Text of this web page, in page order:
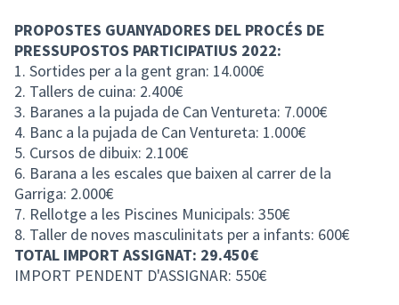
PROPOSTES GUANYADORES DEL PROCÉS DE
PRESSUPOSTOS PARTICIPATIUS 2022:
1. Sortides per a la gent gran: 14.000€
2. Tallers de cuina: 2.400€
3. Baranes a la pujada de Can Ventureta: 7.000€
4. Banc a la pujada de Can Ventureta: 1.000€
5. Cursos de dibuix: 2.100€
6. Barana a les escales que baixen al carrer de la
Garriga: 2.000€
7. Rellotge a les Piscines Municipals: 350€
8. Taller de noves masculinitats per a infants: 600€
TOTAL IMPORT ASSIGNAT: 29.450€
IMPORT PENDENT D'ASSIGNAR: 550€